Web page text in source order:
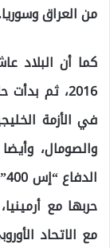
من العراق
كما أن البلاد
2016، ثم
في الأزمة
والصومال،
حربها مع
مع الاتحاد